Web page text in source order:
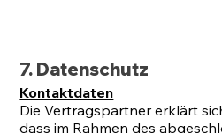
7. Datenschutz
Kontaktdaten
Die Vertragspartner erklärt
dass im Rahmen des